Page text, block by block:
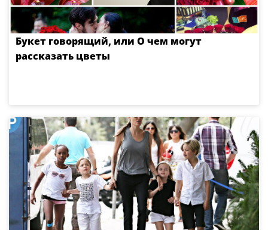
Букет говорящий, или О чем могут
рассказать цветы